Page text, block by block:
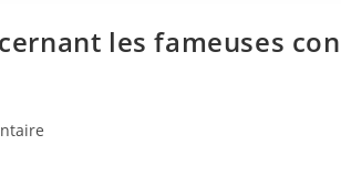
les fameuses